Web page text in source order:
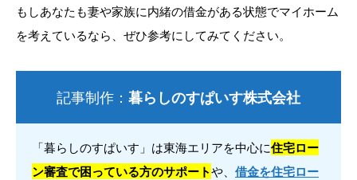
もしあなたも妻や家族に内緒の借金がある状態でマイホーム
を考えているなら、ぜひ参考にしてみてください。
記事制作： 暮らしのすぱいす株式会社
「暮らしのすぱいす」は東海エリアを中心に住宅ロー
ン審査で困っている方のサポートや、 借金を住宅ロー